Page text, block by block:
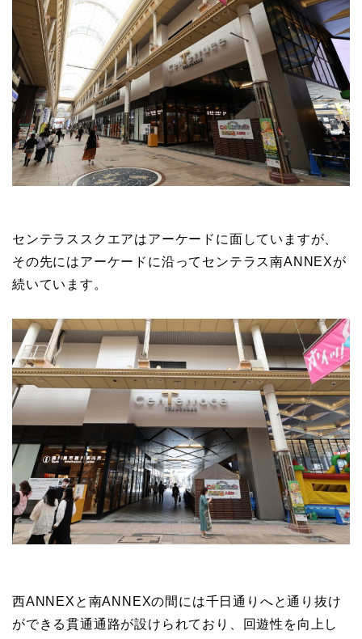
センテラススクエアはアーケードに面していますが、
その先にはアーケードに沿ってセンテラス南ANNEXが
続いています。
西ANNEXと南ANNEXの間には千日通りへと通り抜け
ができる貫通通路が設けられており、回遊性を向上し